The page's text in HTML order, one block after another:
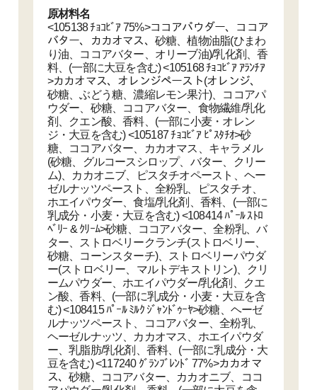
原材料名
<105138 ﾁｮｺﾋﾞｱ 75%>ココアパウダー、ココア
バター、カカオマス、砂糖、植物油脂(ひまわ
り油、ココアバター、オリーブ油)/乳化剤、香
料、(一部に大豆を含む) <105168 ﾁｮｺﾋﾞｱ ｱﾗﾝﾁｱ
>カカオマス、オレンジペースト(オレンジ、
砂糖、ぶどう糖、濃縮レモン果汁)、ココアパ
ウダー、砂糖、ココアバター、食物繊維/乳化
剤、クエン酸、香料、(一部に小麦・オレン
ジ・大豆を含む) <105187 ﾁｮｺﾋﾞｱ ﾋﾟｽﾀﾁｵ>砂
糖、ココアバター、カカオマス、キャラメル
(砂糖、グルコースシロップ、バター、クリー
ム)、カカオニブ、ピスタチオペースト、ヘー
ゼルナッツペースト、全粉乳、ピスタチオ、
ホエイパウダー、食塩/乳化剤、香料、(一部に
乳成分・小麦・大豆を含む) <108414 ﾊﾟｰﾙ ｽﾄﾛ
ﾍﾞﾘｰ & ｸﾘｰﾑ>砂糖、ココアバター、全粉乳、バ
ター、ストロベリークランチ(ストロベリー、
砂糖、コーンスターチ)、ストロベリーパウダ
ー(ストロベリー、マルトデキストリン)、クリ
ームパウダー、ホエイパウダー/乳化剤、クエ
ン酸、香料、(一部に乳成分・小麦・大豆を含
む) <108415 ﾊﾟｰﾙ ﾐﾙｸ ｼﾞｬﾝﾄﾞｩｰﾔ>砂糖、ヘーゼ
ルナッツペースト、ココアバター、全粉乳、
ヘーゼルナッツ、カカオマス、ホエイパウダ
ー、乳脂肪/乳化剤、香料、(一部に乳成分・大
豆を含む) <117240 ｸﾞﾗﾝﾌﾞﾚﾝﾄﾞ 77%>カカオマ
ス、砂糖、ココアバター、カカオニブ、ココ